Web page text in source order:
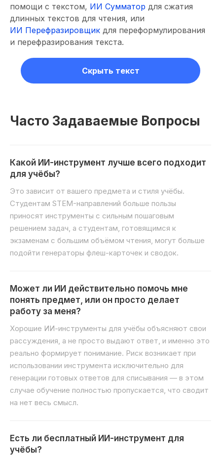
помощи с текстом, ИИ Сумматор для сжатия
длинных текстов для чтения, или
ИИ Перефразировщик для переформулирования
и перефразирования текста.
Скрыть текст
Часто Задаваемые Вопросы
Какой ИИ-инструмент лучше всего подходит
для учёбы?
Это зависит от вашего предмета и стиля учёбы.
Студентам STEM-направлений больше пользы
приносят инструменты с сильным пошаговым
решением задач, а студентам, готовящимся к
экзаменам с большим объёмом чтения, могут больше
подойти генераторы флеш-карточек и сводок.
Может ли ИИ действительно помочь мне
понять предмет, или он просто делает
работу за меня?
Хорошие ИИ-инструменты для учёбы объясняют свои
рассуждения, а не просто выдают ответ, и именно это
реально формирует понимание. Риск возникает при
использовании инструмента исключительно для
генерации готовых ответов для списывания — в этом
случае обучение полностью пропускается, что сводит
на нет весь смысл.
Есть ли бесплатный ИИ-инструмент для
учёбы?